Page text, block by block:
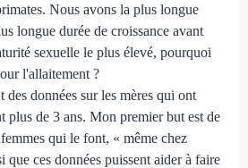
Nous avons la plus longue
longue durée de croissance avant
sexuelle le plus élevé, pourquoi
l'allaitement ?
des données sur les mères qui ont
plus de 3 ans. Mon premier but est de
qui le font, « même chez
que ces données puissent aider à faire